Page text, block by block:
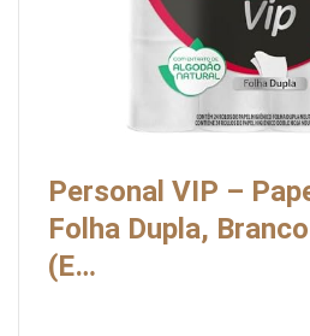
Personal VIP –
Folha Dupla,
(E…